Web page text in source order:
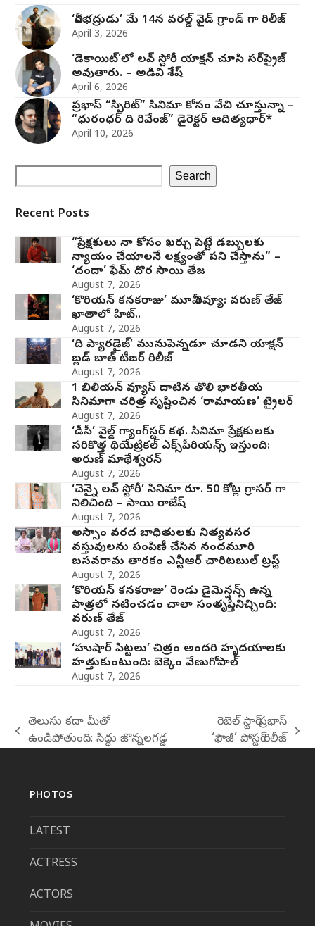
‘వీరభద్రుడు’ మే 14న వరల్డ్ వైడ్ గ్రాండ్ గా రిలీజ్
April 3, 2026
‘డెకాయిట్’లో లవ్ స్టోరీ యాక్షన్ చూసి సర్‌ప్రైజ్
అవుతారు. – అడివి శేష్
April 6, 2026
ప్రభాస్ “స్పిరిట్” సినిమా కోసం వేచి చూస్తున్నా –
“ధురంధర్ ది రివేంజ్” డైరెక్టర్ ఆదిత్యధార్*
April 10, 2026
Search
Recent Posts
“ప్రేక్షకులు నా కోసం ఖర్చు పెట్టే డబ్బులకు
న్యాయం చేయాలనే లక్ష్యంతో పని చేస్తాను” –
‘దందా’ ఫేమ్ దొర సాయి తేజ
August 7, 2026
‘కొరియన్ కనకరాజు’ మూవీ రివ్యూ: వరుణ్ తేజ్
ఖాతాలో హిట్..
August 7, 2026
‘ది ప్యారడైజ్’ మునుపెన్నడూ చూడని యాక్షన్
బ్లడ్ బాత్ టీజర్ రిలీజ్
August 7, 2026
1 బిలియన్ వ్యూస్ దాటిన తొలి భారతీయ
సినిమాగా చరిత్ర సృష్టించిన ‘రామాయణ’ ట్రైలర్
August 7, 2026
‘డీసీ’ వైల్డ్ గ్యాంగ్‌స్టర్ కథ. సినిమా ప్రేక్షకులకు
సరికొత్త థియేట్రికల్ ఎక్స్‌పీరియన్స్ ఇస్తుంది:
అరుణ్ మాథేశ్వరన్
August 7, 2026
‘చెన్నై లవ్ స్టోరీ’ సినిమా రూ. 50 కోట్ల గ్రాసర్ గా
నిలిచింది – సాయి రాజేష్
August 7, 2026
అస్సాం వరద బాధితులకు నిత్యవసర
వస్తువులను పంపిణీ చేసిన నందమూరి
బసవరామ తారకం ఎన్టీఆర్ చారిటబుల్ ట్రస్ట్
August 7, 2026
‘కొరియన్ కనకరాజు’ రెండు డైమెన్షన్స్ ఉన్న
పాత్రలో నటించడం చాలా సంతృప్తినిచ్చింది:
వరుణ్ తేజ్
August 7, 2026
‘హుషార్‌ పిట్టలు’ చిత్రం అందరి హృదయాలకు
హత్తుకుంటుంది: బెక్కెం వేణుగోపాల్‌
August 7, 2026
previous
తెలుసు కదా మీతో
ఉండిపోతుంది: సిద్ధు జొన్నలగడ్డ
next
రెబెల్ స్టార్ ప్రభాస్
‘ఫౌజీ’ పోస్టర్ రిలీజ్
PHOTOS
LATEST
ACTRESS
ACTORS